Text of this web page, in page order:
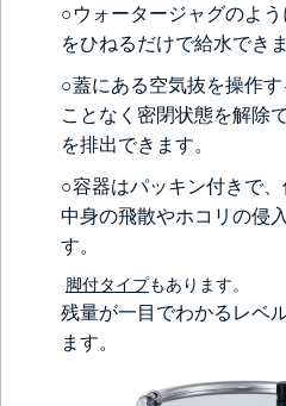
○ウォータージャグのよ
をひねるだけで給水できま
○蓋にある空気抜を操作
ことなく密閉状態を解除
を排出できます。
○容器はパッキン付きで
中身の飛散やホコリの侵
す。
脚付タイプもあります。
残量が一目でわかるレベ
ます。